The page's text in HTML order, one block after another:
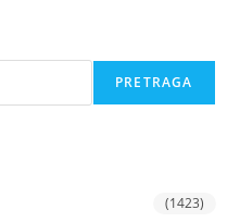
PRETRAGA
(1423)